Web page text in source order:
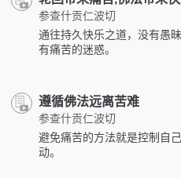
参查什贡仁波切
通往持久快乐之道，没有愚
有痛苦的迷惑。
遵循佛法远离苦难
参查什贡仁波切
避免痛苦的方法就是控制自
动。